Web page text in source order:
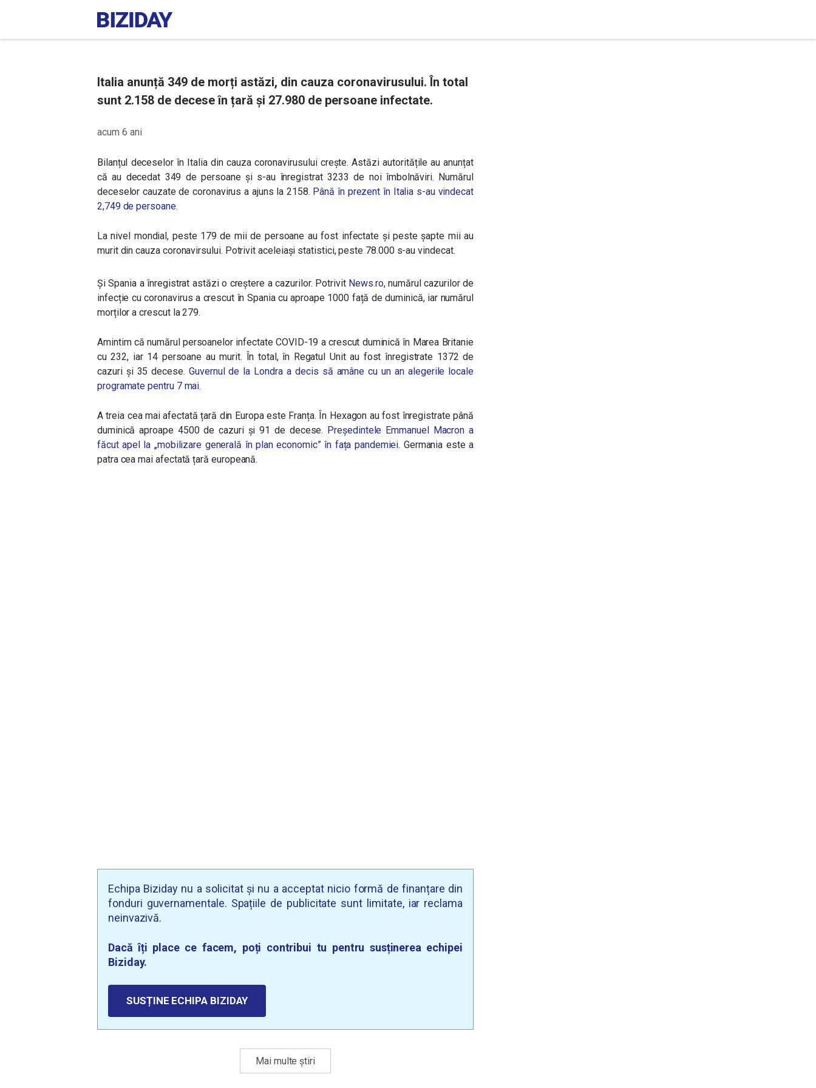
Italia anunță 349 de morți astăzi, din cauza coronavirusului. În total
sunt 2.158 de decese în țară și 27.980 de persoane infectate.
acum 6 ani
Bilanțul deceselor în Italia din cauza coronavirusului crește. Astăzi autoritățile au anunțat
că au decedat 349 de persoane și s-au înregistrat 3233 de noi îmbolnăviri. Numărul
deceselor cauzate de coronavirus a ajuns la 2158. Până în prezent în Italia s-au vindecat
2,749 de persoane.
La nivel mondial, peste 179 de mii de persoane au fost infectate și peste șapte mii au
murit din cauza coronavirsului. Potrivit aceleiași statistici, peste 78.000 s-au vindecat.
Și Spania a înregistrat astăzi o creștere a cazurilor. Potrivit News.ro, numărul cazurilor de
infecție cu coronavirus a crescut în Spania cu aproape 1000 față de duminică, iar numărul
morților a crescut la 279.
Amintim că numărul persoanelor infectate COVID-19 a crescut duminică în Marea Britanie
cu 232, iar 14 persoane au murit. În total, în Regatul Unit au fost înregistrate 1372 de
cazuri și 35 decese. Guvernul de la Londra a decis să amâne cu un an alegerile locale
programate pentru 7 mai.
A treia cea mai afectată țară din Europa este Franța. În Hexagon au fost înregistrate până
duminică aproape 4500 de cazuri și 91 de decese. Președintele Emmanuel Macron a
făcut apel la „mobilizare generală în plan economic” în fața pandemiei. Germania este a
patra cea mai afectată țară europeană.
Echipa Biziday nu a solicitat și nu a acceptat nicio formă de finanțare din
fonduri guvernamentale. Spațiile de publicitate sunt limitate, iar reclama
neinvazivă.
Dacă îți place ce facem, poți contribui tu pentru susținerea echipei
Biziday.
SUSȚINE ECHIPA BIZIDAY
Mai multe știri